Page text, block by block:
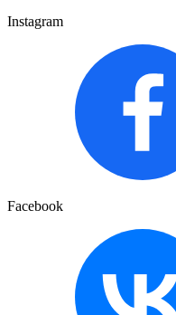
Instagram
Facebook